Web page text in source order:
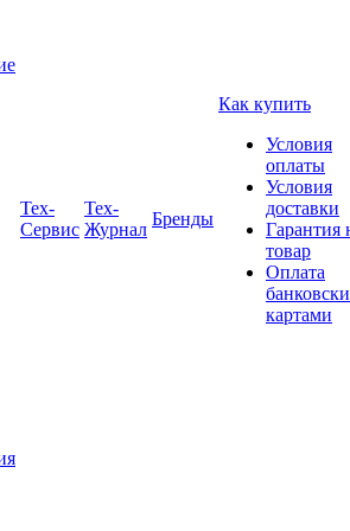
Tex-
Сервис
Тех-
Журнал
Бренды
Как купить
Условия
оплаты
Условия
доставки
Гарантия
товар
Оплата
картами